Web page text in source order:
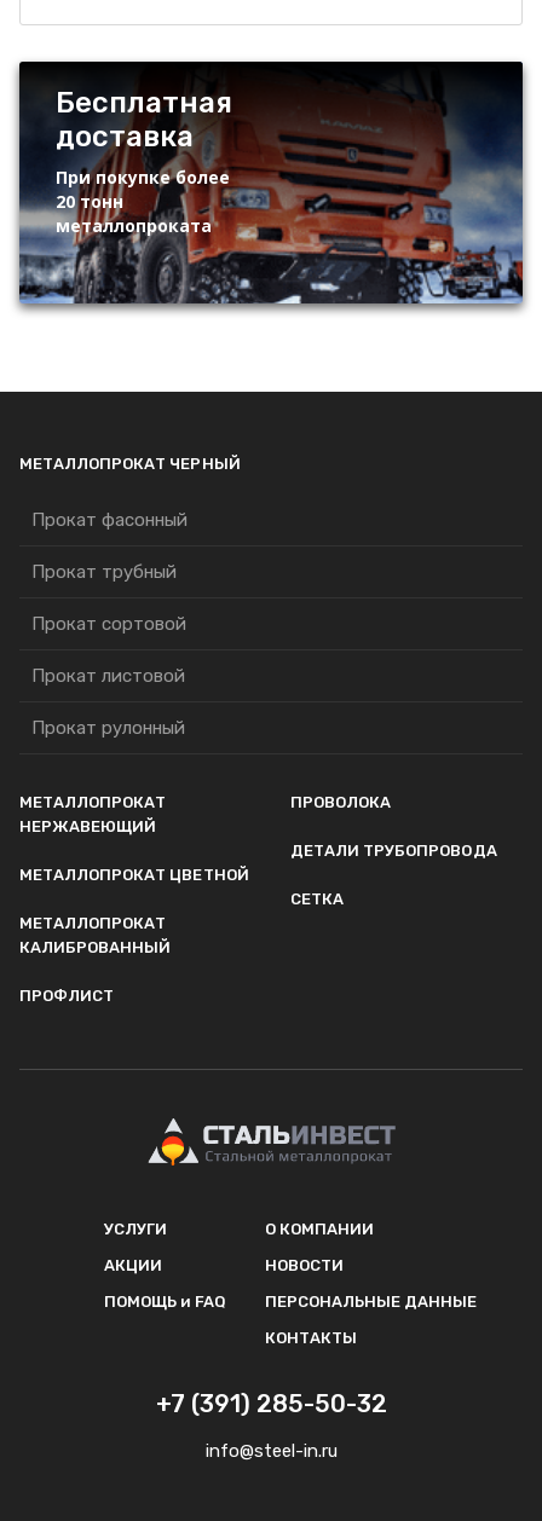
Бесплатная
доставка
При покупке более
20 тонн
металлопроката
МЕТАЛЛОПРОКАТ ЧЕРНЫЙ
Прокат фасонный
Прокат трубный
Прокат сортовой
Прокат листовой
Прокат рулонный
МЕТАЛЛОПРОКАТ
НЕРЖАВЕЮЩИЙ
МЕТАЛЛОПРОКАТ ЦВЕТНОЙ
МЕТАЛЛОПРОКАТ
КАЛИБРОВАННЫЙ
ПРОФЛИСТ
ПРОВОЛОКА
ДЕТАЛИ ТРУБОПРОВОДА
СЕТКА
УСЛУГИ
АКЦИИ
ПОМОЩЬ и FAQ
О КОМПАНИИ
НОВОСТИ
ПЕРСОНАЛЬНЫЕ ДАННЫЕ
КОНТАКТЫ
+7 (391) 285-50-32
info@steel-in.ru